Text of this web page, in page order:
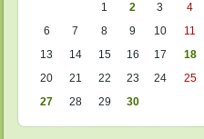
1
2 3 4
6
7 8 9 10 11
13
14 15 16 17 18
20
21 22 23 24 25
27
28 29 30